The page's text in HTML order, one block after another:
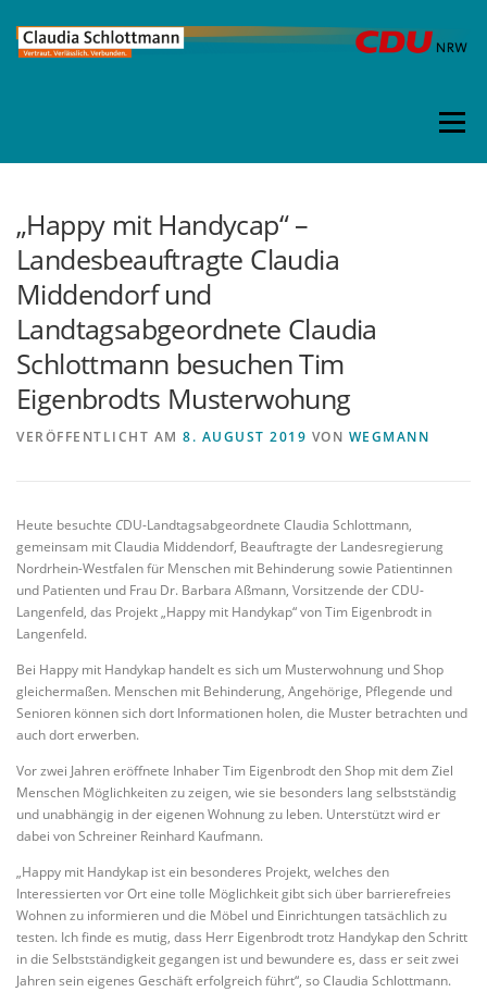
zum
Inhalt
Menü
„Happy mit Handycap“ –
Landesbeauftragte Claudia
Middendorf und
Landtagsabgeordnete Claudia
Schlottmann besuchen Tim
Eigenbrodts Musterwohung
VERÖFFENTLICHT AM 8. AUGUST 2019 VON WEGMANN
Heute besuchte CDU-Landtagsabgeordnete Claudia Schlottmann,
gemeinsam mit Claudia Middendorf, Beauftragte der Landesregierung
Nordrhein-Westfalen für Menschen mit Behinderung sowie Patientinnen
und Patienten und Frau Dr. Barbara Aßmann, Vorsitzende der CDU-
Langenfeld, das Projekt „Happy mit Handykap“ von Tim Eigenbrodt in
Langenfeld.
Bei Happy mit Handykap handelt es sich um Musterwohnung und Shop
gleichermaßen. Menschen mit Behinderung, Angehörige, Pflegende und
Senioren können sich dort Informationen holen, die Muster betrachten und
auch dort erwerben.
Vor zwei Jahren eröffnete Inhaber Tim Eigenbrodt den Shop mit dem Ziel
Menschen Möglichkeiten zu zeigen, wie sie besonders lang selbstständig
und unabhängig in der eigenen Wohnung zu leben. Unterstützt wird er
dabei von Schreiner Reinhard Kaufmann.
„Happy mit Handykap ist ein besonderes Projekt, welches den
Interessierten vor Ort eine tolle Möglichkeit gibt sich über barrierefreies
Wohnen zu informieren und die Möbel und Einrichtungen tatsächlich zu
testen. Ich finde es mutig, dass Herr Eigenbrodt trotz Handykap den Schritt
in die Selbstständigkeit gegangen ist und bewundere es, dass er seit zwei
Jahren sein eigenes Geschäft erfolgreich führt“, so Claudia Schlottmann.